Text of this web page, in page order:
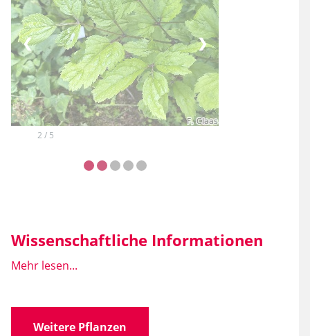
2 / 5
❮ ❯
Wissenschaftliche Informationen
Mehr lesen...
Weitere Pflanzen